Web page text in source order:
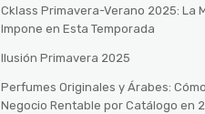
Cklass Primavera-Verano 2025: La
Impone en Esta Temporada
Ilusión Primavera 2025
Perfumes Originales y Árabes:
Negocio Rentable por Catálogo en